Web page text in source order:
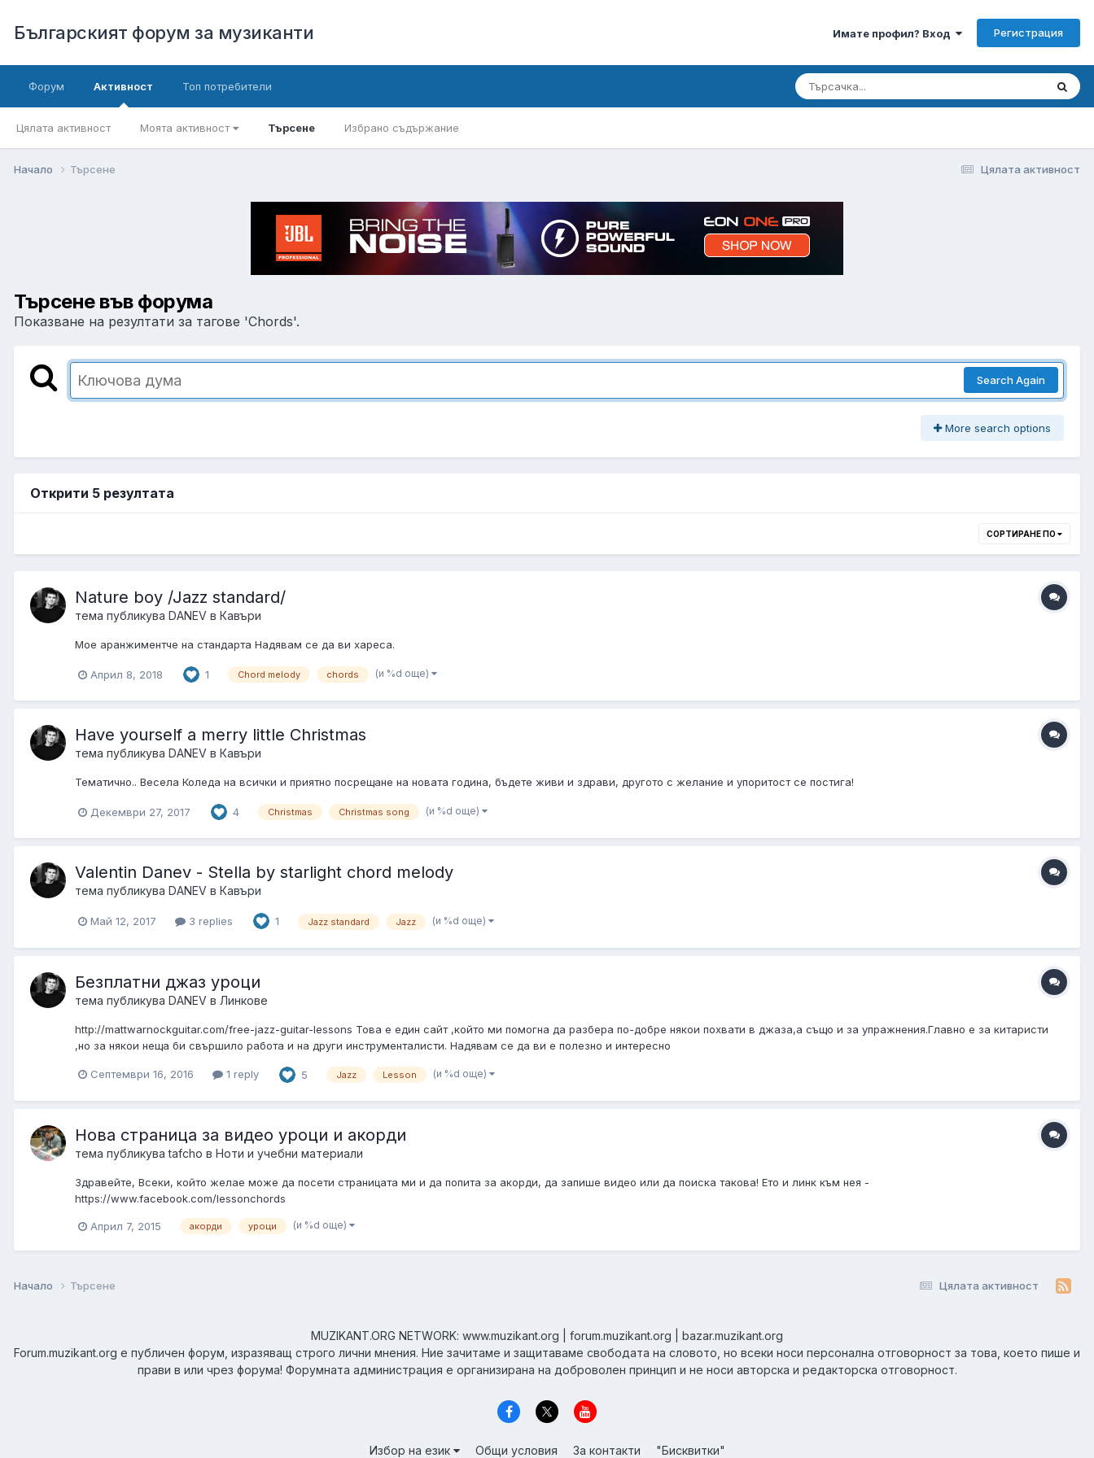
Българският форум за музиканти Имате профил? Вход Регистрация
Форум Активност
Цялата активност Моята активност Търсене Избрано съдържание
Топ потребители
Цялата активност
Начало Търсене
Търсене във форума
Показване на резултати за тагове 'Chords'.
Search Again
More search options
Открити 5 резултата
СОРТИРАНЕ ПО
Nature boy /Jazz standard/
тема публикува DANEV в Кавъри
Мое аранжиментче на стандарта Надявам се да ви хареса.
Април 8, 2018 1 Chord melody chords (и %d още)
Have yourself a merry little Christmas
тема публикува DANEV в Кавъри
Тематично.. Весела Коледа на всички и приятно посрещане на новата година, бъдете живи и здрави, другото с желание и упоритост се постига!
Декември 27, 2017 4 Christmas Christmas song (и %d още)
Valentin Danev - Stella by starlight chord melody
тема публикува DANEV в Кавъри
Май 12, 2017 3 replies 1 Jazz standard Jazz (и %d още)
Безплатни джаз уроци
тема публикува DANEV в Линкове
http://mattwarnockguitar.com/free-jazz-guitar-lessons Това е един сайт ,който ми помогна да разбера по-добре някои похвати в джаза,а също и за упражнения.Главно е за китаристи
,но за някои неща би свършило работа и на други инструменталисти. Надявам се да ви е полезно и интересно
Септември 16, 2016 1 reply 5 Jazz Lesson (и %d още)
Нова страница за видео уроци и акорди
тема публикуваtafcho в Ноти и учебни материали
Здравейте, Всеки, който желае може да посети страницата ми и да попита за акорди, да запише видео или да поиска такова! Ето и линк към нея -
https://www.facebook.com/lessonchords
Април 7, 2015 акорди уроци (и %d още)
Цялата активност
Начало Търсене
MUZIKANT.ORG NETWORK: www.muzikant.org | forum.muzikant.org | bazar.muzikant.org
Forum.muzikant.org е публичен форум, изразяващ строго лични мнения. Ние зачитаме и защитаваме свободата на словото, но всеки носи персонална отговорност за това, което пише и
прави в или чрез форума! Форумната администрация е организирана на доброволен принцип и не носи авторска и редакторска отговорност.
Избор на език Общи условия За контакти "Бисквитки"